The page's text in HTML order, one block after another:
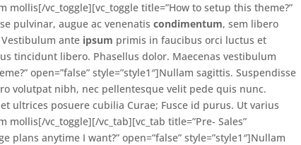
vc_toggle][vc_toggle title=”How to setup this theme?”
pulvinar, augue ac venenatiscondimentum, sem libero
ante ipsum primis in faucibus orci luctus et
tincidunt libero. Phasellus dolor. Maecenas vestibulum
open=”false” style=”style1″]Nullam sagittis. Suspendisse
volutpat nibh, nec pellentesque velit pede quis nunc.
ultrices posuere cubilia Curae; Fusce id purus. Ut varius
vc_toggle][/vc_tab][vc_tab title=”Pre- Sales”
plans anytime I want?” open=”false” style=”style1″]Nullam